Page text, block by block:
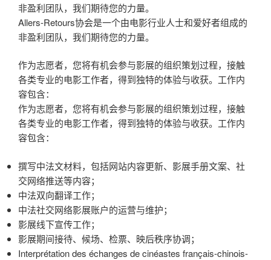
非盈利团队，我们期待您的力量。
Allers-Retours协会是一个由电影行业人士和爱好者组成的
非盈利团队，我们期待您的力量。
作为志愿者，您将有机会参与影展的组织策划过程，接触
各类专业的电影工作者，得到独特的体验与收获。工作内
容包含：
作为志愿者，您将有机会参与影展的组织策划过程，接触
各类专业的电影工作者，得到独特的体验与收获。工作内
容包含：
撰写中法文材料，包括网站内容更新、影展手册文案、社
交网络推送等内容；
中法双向翻译工作；
中法社交网络影展账户的运营与维护；
影展线下宣传工作；
影展期间接待、候场、检票、映后秩序协调；
Interprétation des échanges de cinéastes français-chinois-